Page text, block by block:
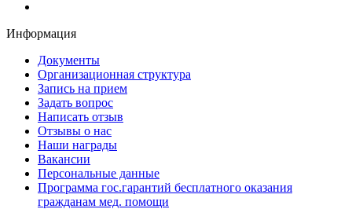
Информация
Документы
Организационная структура
Запись на прием
Задать вопрос
Написать отзыв
Отзывы о нас
Наши награды
Вакансии
Персональные данные
Программа гос.гарантий бесплатного оказания
гражданам мед. помощи